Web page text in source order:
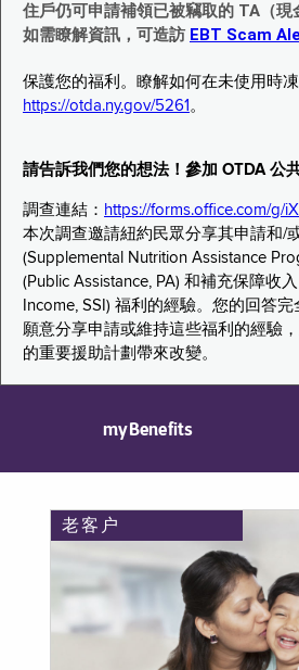
住戶仍可申請補領已被竊取的 TA（現
如需瞭解資訊，可造訪 EBT Scam
保護您的福利。瞭解如何在未使用時
https://otda.ny.gov/5261 。
請告訴我們您的想法！參加 OTDA 公
調查連結： https://forms.office.com/g/
本次調查邀請紐約民眾分享其申請和/
(Supplemental Nutrition Assistance
(Public Assistance, PA) 和補充保障收
Income, SSI) 福利的經驗。您的回答
願意分享申請或維持這些福利的經驗
的重要援助計劃帶來改變。
myBenefits
老客户